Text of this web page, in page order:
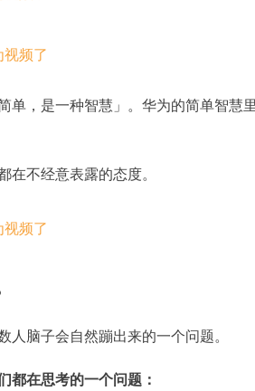
单，是一种智慧」。华为的简单智慧
在不经意表露的态度。
人脑子会自然蹦出来的一个问题。
都在思考的一个问题：